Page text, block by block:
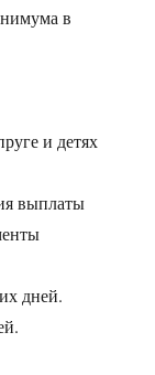
в
и детях
выплаты
дней.